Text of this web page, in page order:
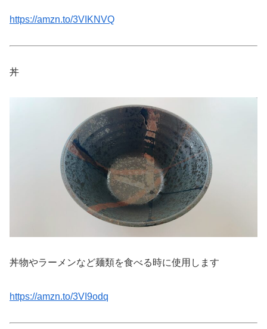
https://amzn.to/3VIKNVQ
丼
丼物やラーメンなど麺類を食べる時に使用します
https://amzn.to/3VI9odq